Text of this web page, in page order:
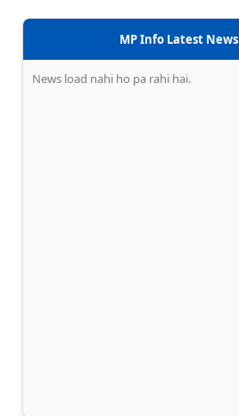
MP Info Latest News
News load nahi ho pa rahi hai.